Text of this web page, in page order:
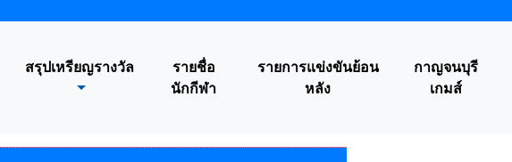
สรุปเหรียญรางวัล
รายชื่อ
นักกีฬา
รายการแข่งขันย้อน
หลัง
กาญจนบุรี
เกมส์